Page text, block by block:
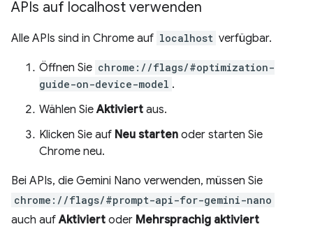
APIs auf localhost verwenden
Alle APIs sind in Chrome auf localhost verfügbar.
Öffnen Sie chrome://flags/#optimization-
guide-on-device-model .
Wählen SieAktiviert aus.
Klicken Sie auf Neu starten oder starten Sie
Chrome neu.
Bei APIs, die Gemini Nano verwenden, müssen Sie
chrome://flags/#prompt-api-for-gemini-nano
auch aufAktiviert oder Mehrsprachig aktiviert